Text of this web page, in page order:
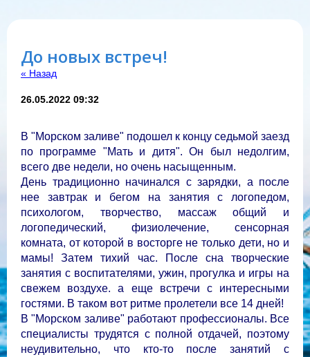
До новых встреч!
« Назад
26.05.2022 09:32
В "Морском заливе" подошел к концу седьмой заезд
по программе "Мать и дитя". Он был недолгим,
всего две недели, но очень насыщенным.
День традиционно начинался с зарядки, а после
нее завтрак и бегом на занятия с логопедом,
психологом, творчество, массаж общий и
логопедический, физиолечение, сенсорная
комната, от которой в восторге не только дети, но и
мамы! Затем тихий час. После сна творческие
занятия с воспитателями, ужин, прогулка и игры на
свежем воздухе. а еще встречи с интересными
гостями. В таком вот ритме пролетели все 14 дней!
В "Морском заливе" работают профессионалы. Все
специалисты трудятся с полной отдачей, поэтому
неудивительно, что кто-то после занятий с